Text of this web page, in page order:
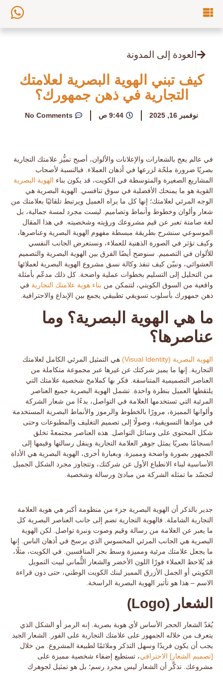
العودة إلى المدونة
كيف تبني الهوية البصرية لعلامتك
التجارية في ذهن جمهورك؟
نوفمبر 16, 2025 9:44 ص No Comments
في عالم يعج بالشعارات والإعلانات والألوان، أصبح تميُّز علامتك التجارية
بصريًا ضرورة ملحّة لزرعها في أذهان العملاء. فبالنسبة لأصحاب
المشاريع الصغيرة والمتوسطة في الكويت، قد يكون بناء الهوية البصرية
القوية هو ما يمنحك الأفضلية في سوق تنافسي. الهوية البصرية هي
الوجه المرئي لعلامتك؛ إنها كل ما يراه العميل ويرتبط تلقائيًا بعلامتك من
شعار وألوان وخطوط وأنماط وتصاميم. ليست مجرد لمسة جمالية، بل
لغة صامتة تعبر عن قيم مشروعك ورؤيته وشخصيته. في هذا المقال
الموسوعي سنشرح بطريقة مبسطة مفهوم الهوية البصرية وعناصرها،
وكيف تؤثر في الصورة الذهنية للعملاء، ونستعرض الجانب النفسي
للألوان في التصميم. سنوضح أيضًا الفرق بين الهوية البصرية والتصميم
العشوائي، ونبيّن كيف تنفذ وكالة نسق مشروع الهوية البصرية لعملائها
من التحليل إلى التسليم بخطوات عملية واضحة. كل ذلك مدعّم بأمثلة
واقعية من السوق الكويتي، لتتمكن من بناء هوية علامتك التجارية في
ذهن جمهورك بأسلوب تسويقي تطبيقي يجمع بين الإبداع والاحترافية.
ما هي الهوية البصرية؟ وما
عناصرها؟
الهوية البصرية (Visual Identity)
هي التمثيل المرئي الكامل لعلامتك
التجارية. إنها ما يميز شركتك عن غيرها عبر مجموعة متكاملة من
العناصر التصميمية المتناسقة. فكر بها كملامح شخصية علامتك التي
يلتقطها العميل بنظرة واحدة. تشمل الهوية البصرية جميع العناصر
المرئية التي تستخدمها العلامة في التواصل، بدءًا من شعار الشركة
وألوانها المميزة، مرورًا بالخطوط والرموز والأنماط البصرية المستخدمة
في موادها التسويقية، وصولًا إلى تصميم التغليف والمطبوعات وحتى
شكل المحتوى على وسائل التواصل. هذه العناصر مجتمعةً تخلق
انسجامًا بصريًا يمثل جوهر العلامة التجارية وينقل رسالتها وقيمها إلى
الجمهور بصورة واضحة ومميزة. وبعبارة أخرى، الهوية البصرية هي الأداة
الأساسية لبناء الانطباع الأول عن شركتك، وتتجاوز مجرد الشكل الجميل
لتجسّد ما تمثله الشركة من مبادئ ورسالة وشخصية.
جدير بالذكر أن الهوية البصرية جزء من منظومة أكبر هي هوية العلامة
التجارية الشاملة. فالهوية التجارية تضم إلى جانب العناصر البصرية كل
ما يعبر عن العلامة من رسالة وقيم وصوت ونبرة تواصل. لكن الهوية
البصرية هي الجانب المرئي المحسوس الذي يرسخ في أذهان الناس. إنها
ما يجعل علامتك مرئية ومميزة وسط بحر المنافسين. في الكويت، مثلًا،
قد يُلاحظ العملاء فورًا اللون الأخضر والشعار الثُّماني لبيت التمويل
الكويتي أو الجمل الأزرق المميز لبنك الكويت الوطني، حتى دون قراءة
الاسم – هذا هو تأثير الهوية البصرية الراسخة.
الشعار (Logo)
يُعَدّ الشعار الحجر الأساس لأي هوية بصرية. إنه الرمز أو الشكل الذي
يتعرف من خلاله الجمهور على علامتك التجارية على الفور. الشعار الجيد
يجب أن يكون فريدًا وسهل التذكر وملائمًا لطبيعة المشروع. من خلال
[تصميم الشعار] الاحترافي، تستطيع إضفاء شخصية مميزة على
مشروعك. تذكَّر أن الشعار ليس مجرد رسم؛ بل هو تمثيل لجوهرك